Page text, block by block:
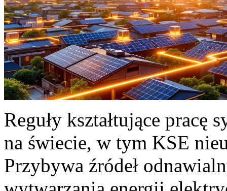
Reguły kształtujące pracę
na świecie, w tym KSE
Przybywa źródeł